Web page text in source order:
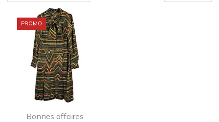
PROMO
Bonnes affaires